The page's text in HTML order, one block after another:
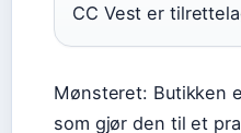
CC Vest er
Mønsteret: Butikken
som gjør den til et